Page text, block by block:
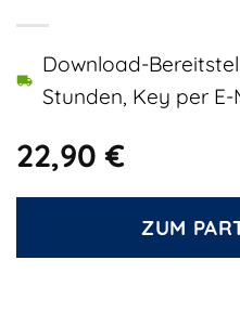
22,90€
Download-
Stunden, Key per E-
ZUM